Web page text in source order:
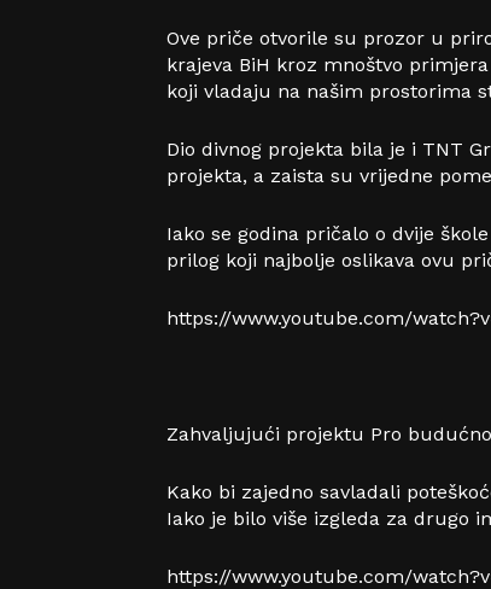
Ove priče otvorile su prozor u
krajeva BiH kroz mnoštvo
koji vladaju na našim prostorima
Dio divnog projekta bila je i TNT
projekta, a zaista su vrijedne
Iako se godina pričalo o dvije
prilog koji najbolje oslikava ovu
https://www.youtube.com/
Zahvaljujući projektu Pro
Kako bi zajedno savladali
Iako je bilo više izgleda za drugo
https://www.youtube.com/